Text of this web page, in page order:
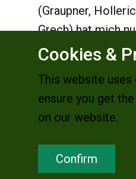
(Graupner,
Grech) hat mich
angesprochen, das
Hollerich – die
gehalten wurde.
Die Fürbitten
Sie stehen schon
dem Ablauf der
Cookies &
This website
ensure you get
on our website.
Confirm